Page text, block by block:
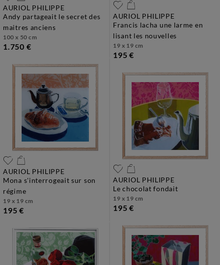
AURIOL PHILIPPE
andy partageait le secret des
maitres anciens
100 x 50 cm
1.750 €
AURIOL PHILIPPE
francis lacha une larme en
lisant les nouvelles
19 x 19 cm
195 €
AURIOL PHILIPPE
mona s'interrogeait sur son
régime
19 x 19 cm
195 €
AURIOL PHILIPPE
le chocolat fondait
19 x 19 cm
195 €